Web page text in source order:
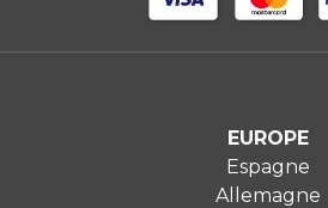
EUROPE
Espagne
Allemagne